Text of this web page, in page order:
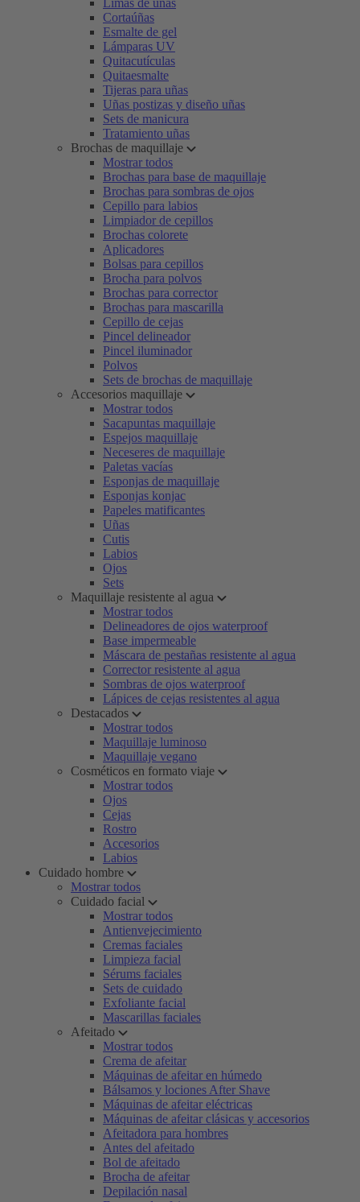
Limas de uñas
Cortaúñas
Esmalte de gel
Lámparas UV
Quitacutículas
Quitaesmalte
Tijeras para uñas
Uñas postizas y diseño uñas
Sets de manicura
Tratamiento uñas
Brochas de maquillaje
Mostrar todos
Brochas para base de maquillaje
Brochas para sombras de ojos
Cepillo para labios
Limpiador de cepillos
Brochas colorete
Aplicadores
Bolsas para cepillos
Brocha para polvos
Brochas para corrector
Brochas para mascarilla
Cepillo de cejas
Pincel delineador
Pincel iluminador
Polvos
Sets de brochas de maquillaje
Accesorios maquillaje
Mostrar todos
Sacapuntas maquillaje
Espejos maquillaje
Neceseres de maquillaje
Paletas vacías
Esponjas de maquillaje
Esponjas konjac
Papeles matificantes
Uñas
Cutis
Labios
Ojos
Sets
Maquillaje resistente al agua
Mostrar todos
Delineadores de ojos waterproof
Base impermeable
Máscara de pestañas resistente al agua
Corrector resistente al agua
Sombras de ojos waterproof
Lápices de cejas resistentes al agua
Destacados
Mostrar todos
Maquillaje luminoso
Maquillaje vegano
Cosméticos en formato viaje
Mostrar todos
Ojos
Cejas
Rostro
Accesorios
Labios
Cuidado hombre
Mostrar todos
Cuidado facial
Mostrar todos
Antienvejecimiento
Cremas faciales
Limpieza facial
Sérums faciales
Sets de cuidado
Exfoliante facial
Mascarillas faciales
Afeitado
Mostrar todos
Crema de afeitar
Máquinas de afeitar en húmedo
Bálsamos y lociones After Shave
Máquinas de afeitar eléctricas
Máquinas de afeitar clásicas y accesorios
Afeitadora para hombres
Antes del afeitado
Bol de afeitado
Brocha de afeitar
Depilación nasal